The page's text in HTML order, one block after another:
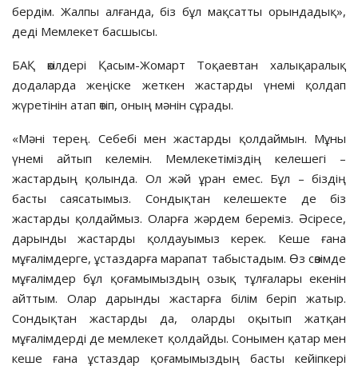
бердім. Жалпы алғанда, біз бұл мақсатты орындадық»,
деді Мемлекет басшысы.
БАҚ өкілдері Қасым-Жомарт Тоқаевтан халықаралық
додаларда жеңіске жеткен жастарды үнемі қолдап
жүретінін атап өтіп, оның мәнін сұрады.
«Мәні терең. Себебі мен жастарды қолдаймын. Мұны
үнемі айтып келемін. Мемлекетіміздің келешегі –
жастардың қолында. Ол жәй ұран емес. Бұл – біздің
басты саясатымыз. Сондықтан келешекте де біз
жастарды қолдаймыз. Оларға жәрдем береміз. Әсіресе,
дарынды жастарды қолдауымыз керек. Кеше ғана
мұғалімдерге, ұстаздарға марапат табыстадым. Өз сөзімде
мұғалімдер бұл қоғамымыздың озық тұлғалары екенін
айттым. Олар дарынды жастарға білім беріп жатыр.
Сондықтан жастарды да, оларды оқытып жатқан
мұғалімдерді де мемлекет қолдайды. Сонымен қатар мен
кеше ғана ұстаздар қоғамымыздың басты кейіпкері